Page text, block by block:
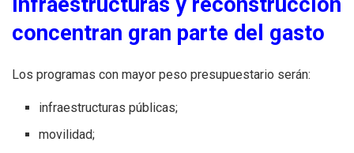
Infraestructuras y reconstrucción
concentran gran parte del gasto
Los programas con mayor peso presupuestario serán:
infraestructuras públicas;
movilidad;